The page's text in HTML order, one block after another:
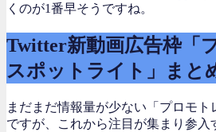
くのが1番早そうですね。
Twitter新動画広告枠「
スポットライト」まと
まだまだ情報量が少ない「プロモト
ですが、これから注目が集まり参